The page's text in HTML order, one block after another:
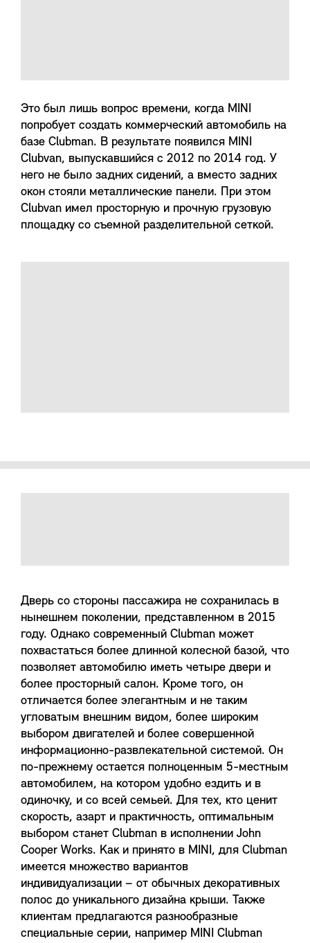
Это был лишь вопрос времени, когда MINI
попробует создать коммерческий автомобиль на
базе Clubman. В результате появился MINI
Clubvan, выпускавшийся с 2012 по 2014 год. У
него не было задних сидений, а вместо задних
окон стояли металлические панели. При этом
Clubvan имел просторную и прочную грузовую
площадку со съемной разделительной сеткой.
Дверь со стороны пассажира не сохранилась в
нынешнем поколении, представленном в 2015
году. Однако современный Clubman может
похвастаться более длинной колесной базой, что
позволяет автомобилю иметь четыре двери и
более просторный салон. Кроме того, он
отличается более элегантным и не таким
угловатым внешним видом, более широким
выбором двигателей и более совершенной
информационно-развлекательной системой. Он
по-прежнему остается полноценным 5-местным
автомобилем, на котором удобно ездить и в
одиночку, и со всей семьей. Для тех, кто ценит
скорость, азарт и практичность, оптимальным
выбором станет Clubman в исполнении John
Cooper Works. Как и принято в MINI, для Clubman
имеется множество вариантов
индивидуализации – от обычных декоративных
полос до уникального дизайна крыши. Также
клиентам предлагаются разнообразные
специальные серии, например MINI Clubman